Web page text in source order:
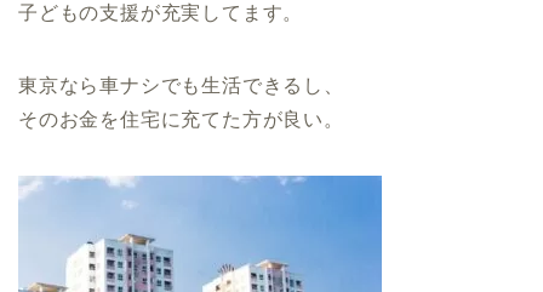
子どもの支援が充実してます。
東京なら車ナシでも生活できるし、
そのお金を住宅に充てた方が良い。